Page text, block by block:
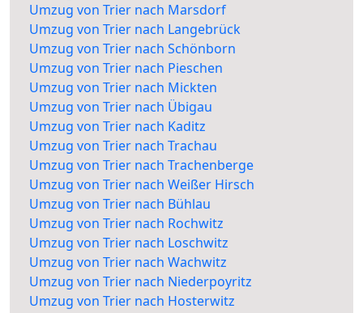
Umzug von Trier nach Marsdorf
Umzug von Trier nach Langebrück
Umzug von Trier nach Schönborn
Umzug von Trier nach Pieschen
Umzug von Trier nach Mickten
Umzug von Trier nach Übigau
Umzug von Trier nach Kaditz
Umzug von Trier nach Trachau
Umzug von Trier nach Trachenberge
Umzug von Trier nach Weißer Hirsch
Umzug von Trier nach Bühlau
Umzug von Trier nach Rochwitz
Umzug von Trier nach Loschwitz
Umzug von Trier nach Wachwitz
Umzug von Trier nach Niederpoyritz
Umzug von Trier nach Hosterwitz